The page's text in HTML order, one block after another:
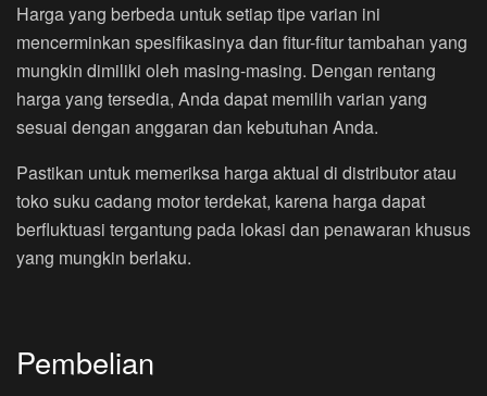
Harga yang berbeda untuk setiap tipe varian ini
mencerminkan spesifikasinya dan fitur-fitur tambahan yang
mungkin dimiliki oleh masing-masing. Dengan rentang
harga yang tersedia, Anda dapat memilih varian yang
sesuai dengan anggaran dan kebutuhan Anda.
Pastikan untuk memeriksa harga aktual di distributor atau
toko suku cadang motor terdekat, karena harga dapat
berfluktuasi tergantung pada lokasi dan penawaran khusus
yang mungkin berlaku.
Pembelian